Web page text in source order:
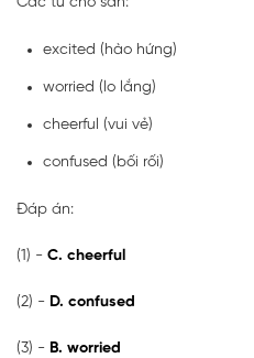
excited (hào hứng)
worried (lo lắng)
cheerful (vui vẻ)
confused (bối rối)
Đáp án:
(1) - C. cheerful
(2) - D. confused
(3) - B. worried